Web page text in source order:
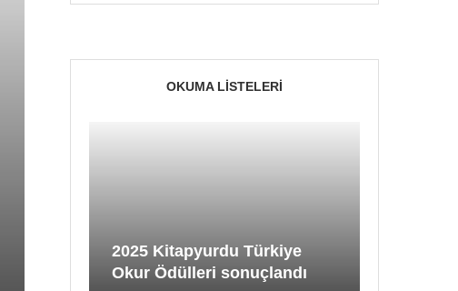
OKUMA LISTELERI
2025 Kitapyurdu Türkiye
Okur Ödülleri sonuçlandı